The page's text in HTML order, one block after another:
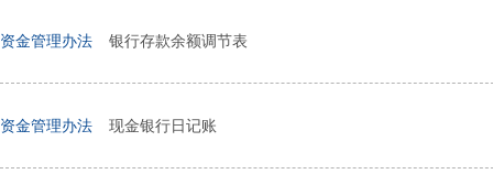
资金管理办法 银行存款余额调节表
资金管理办法 现金银行日记账